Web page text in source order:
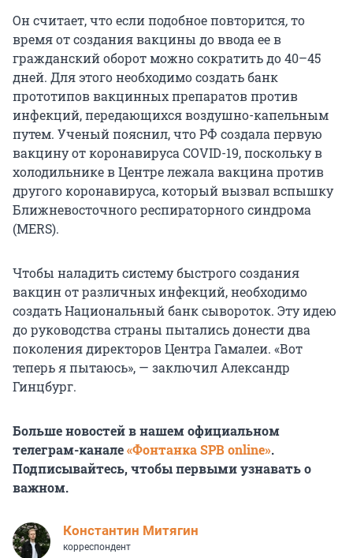
Он считает, что если подобноеповторится,то
время от создания вакцины до ввода ее в
гражданский оборот можно сократить до 40–45
дней. Для этого необходимо создать банк
прототипов вакцинных препаратов против
инфекций, передающихся воздушно-капельным
путем. Ученый пояснил, что РФ создала первую
вакцину от коронавируса COVID-19, поскольку в
холодильнике в Центре лежала вакцина против
другого коронавируса, который вызвал вспышку
Ближневосточного респираторного синдрома
(MERS).
Чтобы наладить систему быстрого создания
вакцин от различных инфекций, необходимо
создать Национальный банк сывороток. Эту идею
до руководства страны пытались донести два
поколения директоров Центра Гамалеи. «Вот
теперь я пытаюсь», — заключил Александр
Гинцбург.
Больше новостей в нашем официальном
телеграм-канале«Фонтанка SPB online».
Подписывайтесь, чтобы первыми узнавать о
важном.
Константин Митягин
корреспондент